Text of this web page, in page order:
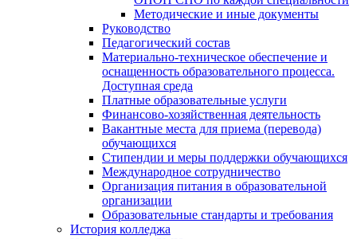
Методические и иные документы
Руководство
Педагогический состав
Материально-техническое обеспечение и
оснащенность образовательного процесса.
Доступная среда
Платные образовательные услуги
Финансово-хозяйственная деятельность
Вакантные места для приема (перевода)
обучающихся
Стипендии и меры поддержки обучающихся
Международное сотрудничество
Организация питания в образовательной
организации
Образовательные стандарты и требования
История колледжа